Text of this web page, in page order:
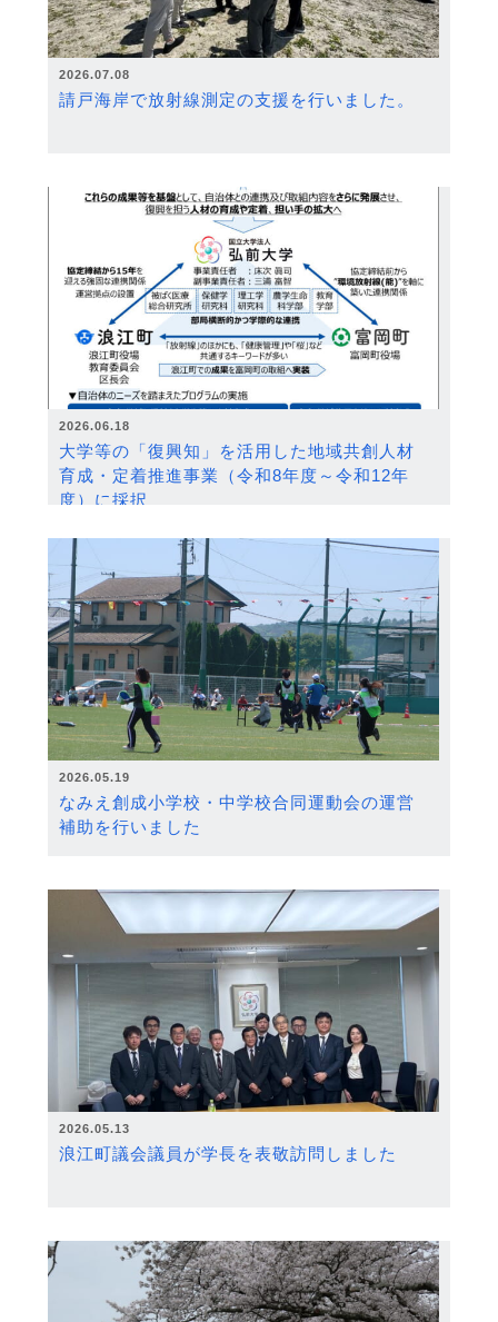
2026.07.08
請戸海岸で放射線測定の支援を行いました。
2026.06.18
大学等の「復興知」を活用した地域共創人材
育成・定着推進事業（令和8年度～令和12年
度）に採択
2026.05.19
なみえ創成小学校・中学校合同運動会の運営
補助を行いました
2026.05.13
浪江町議会議員が学長を表敬訪問しました